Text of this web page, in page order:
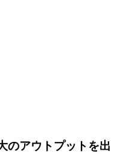
のアウトプットを出